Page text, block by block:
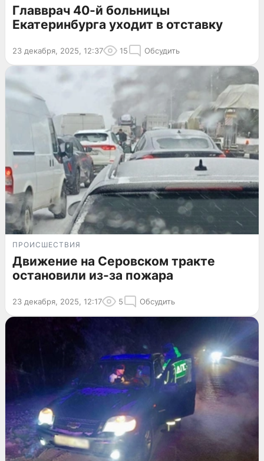
Главврач 40-й больницы
Екатеринбурга уходит в отставку
23 декабря, 2025, 12:37 15 Обсудить
ПРОИСШЕСТВИЯ
Движение на Серовском тракте
остановили из-за пожара
23 декабря, 2025, 12:17 5 Обсудить